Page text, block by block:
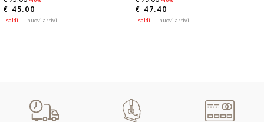
€ 45.00
saldi nuovi arrivi
€ 47.40
saldi nuovi arrivi